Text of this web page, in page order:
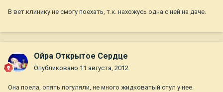
В вет.клинику не смогу поехать, т.к. нахожусь одна с ней на даче.
Ойра Открытое Сердце
Опубликовано 11 августа, 2012
Она поела, опять погуляли, не много жидковатый стул у нее.